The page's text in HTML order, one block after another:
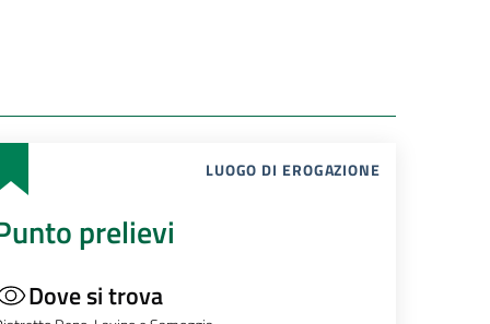
LUOGO DI EROGAZIONE
prelievi
Dove si trova